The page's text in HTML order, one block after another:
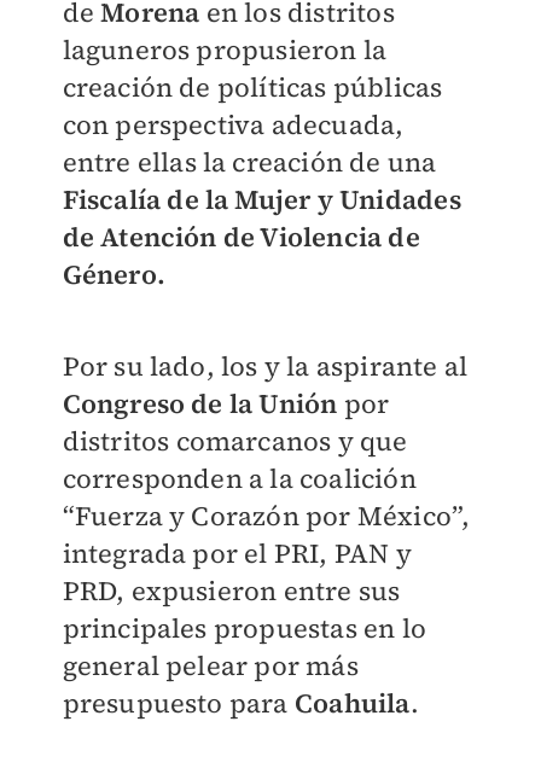
deMorena en los distritos
laguneros propusieron la
creación de políticas públicas
con perspectiva adecuada,
entre ellas la creación de una
Fiscalía de la Mujer y Unidades
de Atención de Violencia de
Género.
Por su lado, los y la aspirante al
Congreso de la Unión por
distritos comarcanos y que
corresponden a la coalición
“Fuerza y Corazón por México”,
integrada por el PRI, PAN y
PRD, expusieron entre sus
principales propuestas en lo
general pelear por más
presupuesto para Coahuila.